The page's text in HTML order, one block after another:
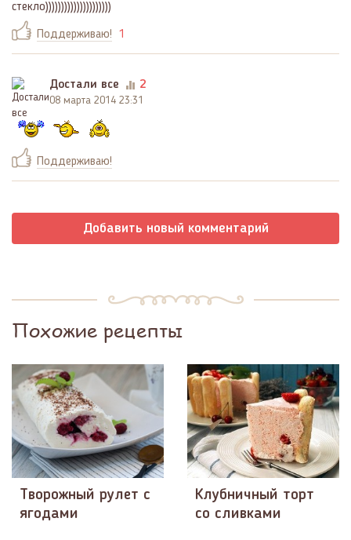
стекло)))))))))))))))))))))
Поддерживаю! 1
Достали все 2
08 марта 2014 23:31
Поддерживаю!
Добавить новый комментарий
Похожие рецепты
Творожный рулет с
ягодами
Клубничный торт
со сливками